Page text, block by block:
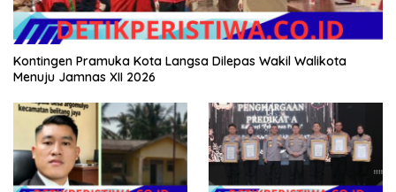
Kontingen Pramuka Kota Langsa Dilepas Wakil Walikota
Menuju Jamnas XII 2026